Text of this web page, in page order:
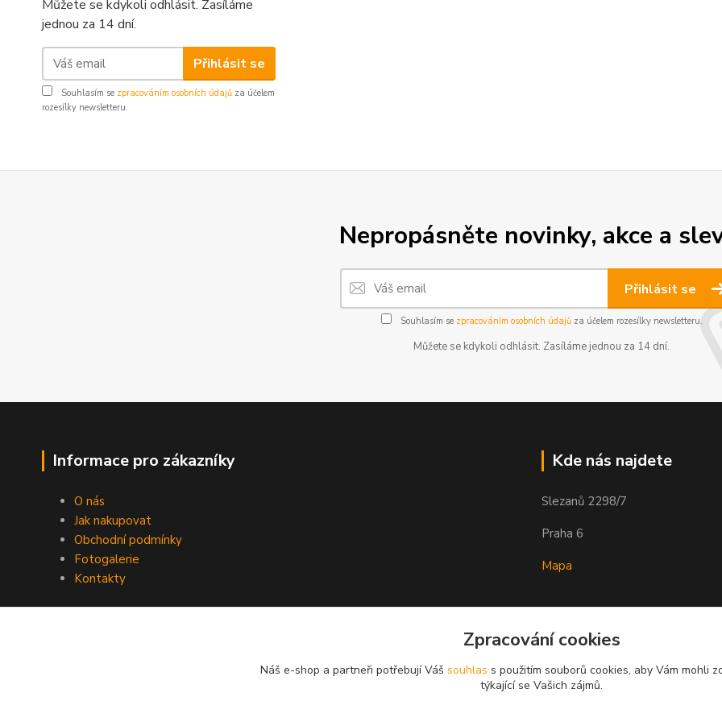
Můžete se kdykoli odhlásit. Zasíláme
jednou za 14 dní.
Přihlásit se
Souhlasím se zpracováním osobních údajů za účelem
rozesílky newsletteru.
Nepropásněte novinky, akce a
Přihlásit se
Souhlasím se zpracováním osobních údajůza účelem rozesílky newsletteru.
Můžete se kdykoli odhlásit. Zasíláme jednou za 14 dní.
Informace pro zákazníky
O nás
Jak nakupovat
Obchodní podmínky
Fotogalerie
Kontakty
Kde nás najdete
Slezanů 2298/7
Praha 6
Mapa
Zpracování cookies
Náš e-shop a partneři potřebují Váš souhlas s použitím souborů cookies, aby Vám mohli
týkající se Vašich zájmů.